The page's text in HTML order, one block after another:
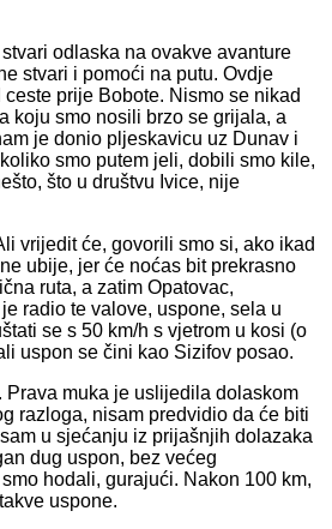
odlaska na ovakve avanture
stvari i pomoći na putu. Ovdje
prije Bobote. Nismo se nikad
koju smo nosili brzo se grijala, a
je donio pljeskavicu uz Dunav i
smo putem jeli, dobili smo kile,
što u društvu Ivice, nije
vrijedit će, govorili smo si, ako ikad
ubije, jer će noćas bit prekrasno
ruta, a zatim Opatovac,
radio te valove, uspone, sela u
se s 50 km/h s vjetrom u kosi (o
uspon se čini kao Sizifov posao.
Prava muka je uslijedila dolaskom
razloga, nisam predvidio da će biti
u sjećanju iz prijašnjih dolazaka
dug uspon, bez većeg
hodali, gurajući. Nakon 100 km,
uspone.